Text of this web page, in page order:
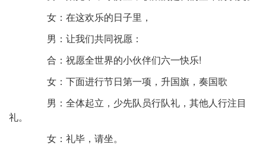
女：在这欢乐的日子里，
男：让我们共同祝愿：
合：祝愿全世界的小伙伴们六一快乐!
女：下面进行节日第一项，升国旗，奏国歌
男：全体起立，少先队员行队礼，其他人行注目
礼。
女：礼毕，请坐。